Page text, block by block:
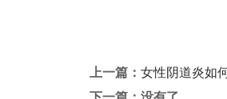
上一篇： 女性阴道炎如